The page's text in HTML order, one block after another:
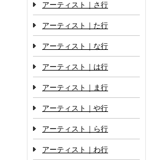
アーティスト｜さ行
アーティスト｜た行
アーティスト｜な行
アーティスト｜は行
アーティスト｜ま行
アーティスト｜や行
アーティスト｜ら行
アーティスト｜わ行